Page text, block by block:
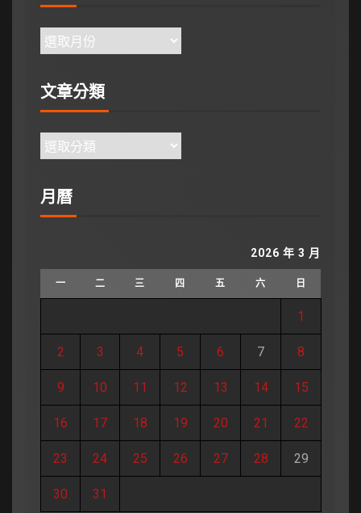
文章分類
月曆
2026 年 3 月
一 二 三 四 五 六 日
1
2 3 4 5 6 7 8
9 10 11 12 13 14 15
16 17 18 19 20 21 22
23 24 25 26 27 28 29
30 31